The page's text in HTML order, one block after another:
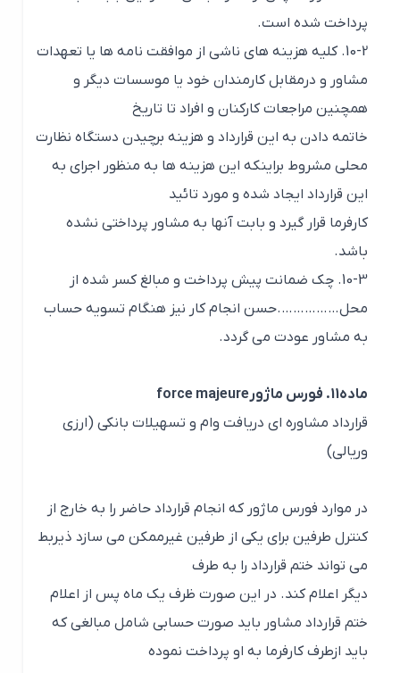
پرداخت شده است.
10-2. کلیه هزینه های ناشی از موافقت نامه ها یا تعهدات
مشاور و درمقابل کارمندان خود یا موسسات دیگر و
همچنین مراجعات کارکنان و افراد تا تاریخ
خاتمه دادن به این قرارداد و هزینه برچیدن دستگاه نظارت
محلی مشروط براینکه این هزینه ها به منظور اجرای به
این قرارداد ایجاد شده و مورد تائید
کارفرما قرار گیرد و بابت آنها به مشاور پرداختی نشده
باشد.
10-3. چک ضمانت پیش پرداخت و مبالغ کسر شده از
محل…………….حسن انجام کار نیز هنگام تسویه حساب
به مشاور عودت می گردد.
ماده11. فورس ماژورforce majeure
قرارداد مشاوره ای دریافت وام و تسهیلات بانکی (ارزی
وریالی)
در موارد فورس ماژور که انجام قرارداد حاضر را به خارج از
کنترل طرفین برای یکی از طرفین غیرممکن می سازد ذیربط
می تواند ختم قرارداد را به طرف
دیگر اعلام کند. در این صورت ظرف یک ماه پس از اعلام
ختم قرارداد مشاور باید صورت حسابی شامل مبالغی که
باید ازطرف کارفرما به او پرداخت نموده